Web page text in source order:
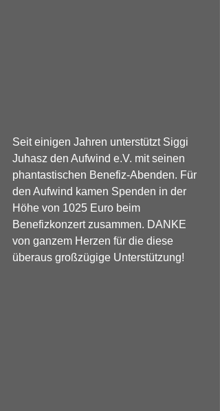
Seit einigen Jahren unterstützt Siggi
Juhasz den Aufwind e.V. mit seinen
phantastischen Benefiz-Abenden. Für
den Aufwind kamen Spenden in der
Höhe von 1025 Euro beim
Benefizkonzert zusammen. DANKE
von ganzem Herzen für die diese
überaus großzügige Unterstützung!